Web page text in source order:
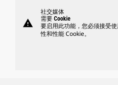
warning
社交媒体
需要 Cookie
要启用此功能，您必须接受
性和性能 Cookie。